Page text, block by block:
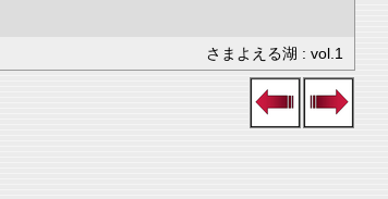
さまよえる湖 : vol.1